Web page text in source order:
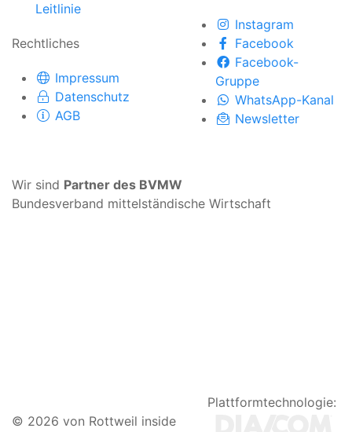
Leitlinie
Rechtliches
Impressum
Datenschutz
AGB
Instagram
Facebook
Facebook-
Gruppe
WhatsApp-Kanal
Newsletter
Wir sind Partner des BVMW
Bundesverband mittelständische Wirtschaft
© 2026 von Rottweil inside
Plattformtechnologie: